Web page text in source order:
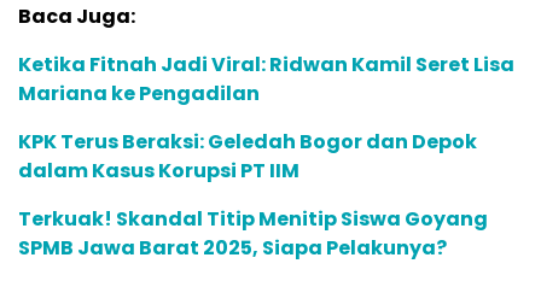
Baca Juga:
Ketika Fitnah Jadi Viral: Ridwan Kamil Seret Lisa
Mariana ke Pengadilan
KPK Terus Beraksi: Geledah Bogor dan Depok
dalam Kasus Korupsi PT IIM
Terkuak! Skandal Titip Menitip Siswa Goyang
SPMB Jawa Barat 2025, Siapa Pelakunya?